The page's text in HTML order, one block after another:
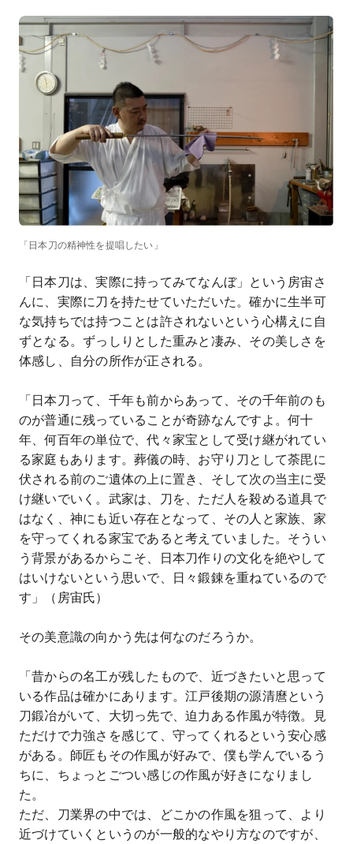
「日本刀の精神性を提唱したい」
「日本刀は、実際に持ってみてなんぼ」という房宙さ
んに、実際に刀を持たせていただいた。確かに生半可
な気持ちでは持つことは許されないという心構えに自
ずとなる。ずっしりとした重みと凄み、その美しさを
体感し、自分の所作が正される。
「日本刀って、千年も前からあって、その千年前のも
のが普通に残っていることが奇跡なんですよ。何十
年、何百年の単位で、代々家宝として受け継がれてい
る家庭もあります。葬儀の時、お守り刀として荼毘に
伏される前のご遺体の上に置き、そして次の当主に受
け継いでいく。武家は、刀を、ただ人を殺める道具で
はなく、神にも近い存在となって、その人と家族、家
を守ってくれる家宝であると考えていました。そうい
う背景があるからこそ、日本刀作りの文化を絶やして
はいけないという思いで、日々鍛錬を重ねているので
す」（房宙氏）
その美意識の向かう先は何なのだろうか。
「昔からの名工が残したもので、近づきたいと思って
いる作品は確かにあります。江戸後期の源清麿という
刀鍛冶がいて、大切っ先で、迫力ある作風が特徴。見
ただけで力強さを感じて、守ってくれるという安心感
がある。師匠もその作風が好みで、僕も学んでいるう
ちに、ちょっとごつい感じの作風が好きになりまし
た。
ただ、刀業界の中では、どこかの作風を狙って、より
近づけていくというのが一般的なやり方なのですが、